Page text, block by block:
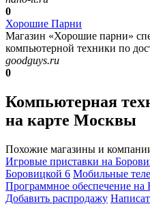
0
Хорошие Парни
Магазин «Хорошие парни»
компьютерной техники по
goodguys.ru
0
Компьютерная
на карте Москвы
Похожие магазины и
Игровые приставки на
Боровицкой 6 Мобильные
Программное обеспечение на
Добавить раcпродажу